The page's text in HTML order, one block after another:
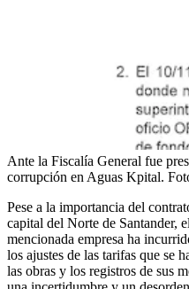
Ante la Fiscalía General fue
corrupción en Aguas Kpital.
Pese a la importancia del
capital del Norte de Santander,
mencionada empresa ha
los ajustes de las tarifas que se
las obras y los registros de sus